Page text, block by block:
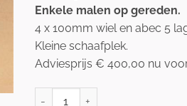
Enkele malen op gereden.
4 x 100mm wiel en abec 5
Kleine schaafplek.
Adviesprijs € 400,00 nu